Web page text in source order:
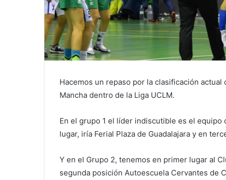
Hacemos un repaso por la clasificación
Mancha dentro de la Liga UCLM.
En el grupo 1 el líder indiscutible es el
lugar, iría Ferial Plaza de Guadalajara y en
Y en el Grupo 2, tenemos en primer lugar al
segunda posición Autoescuela Cervantes de